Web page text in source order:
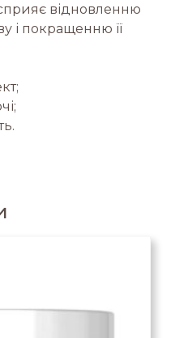
відновленню
і покращенню її